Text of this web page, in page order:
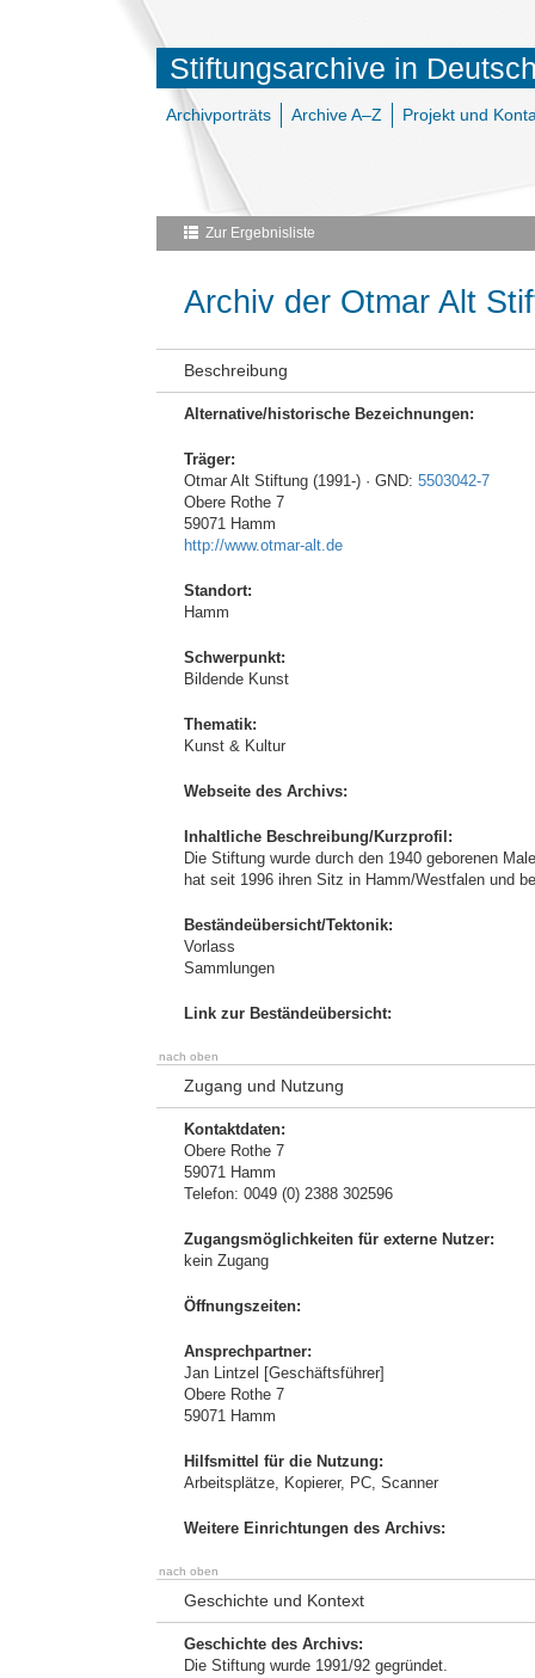
Stiftungsarchive in
Archivporträts Archive A–Z Projekt und
Zur Ergebnisliste
Archiv der Otmar Alt
Beschreibung
Alternative/historische Bezeichnungen:
Träger:
Otmar Alt Stiftung (1991-) · GND: 5503042-7
Obere Rothe 7
59071 Hamm
http://www.otmar-alt.de
Standort:
Hamm
Schwerpunkt:
Bildende Kunst
Thematik:
Kunst & Kultur
Webseite des Archivs:
Inhaltliche Beschreibung/Kurzprofil:
Die Stiftung wurde durch den 1940 geborenen
hat seit 1996 ihren Sitz in Hamm/Westfalen und
Beständeübersicht/Tektonik:
Vorlass
Sammlungen
Link zur Beständeübersicht:
nach oben
Zugang und Nutzung
Kontaktdaten:
Obere Rothe 7
59071 Hamm
Telefon: 0049 (0) 2388 302596
Zugangsmöglichkeiten für externe Nutzer:
kein Zugang
Öffnungszeiten:
Ansprechpartner:
Jan Lintzel [Geschäftsführer]
Obere Rothe 7
59071 Hamm
Hilfsmittel für die Nutzung:
Arbeitsplätze, Kopierer, PC, Scanner
Weitere Einrichtungen des Archivs:
nach oben
Geschichte und Kontext
Geschichte des Archivs:
Die Stiftung wurde 1991/92 gegründet.